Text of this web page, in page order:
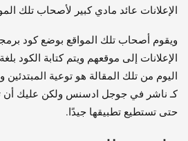
الإعلانات عائد مادي كبير لأصحاب تلك
ويقوم أصحاب تلك المواقع بوضع كود
الإعلانات إلى موقعهم ويتم كتابة الكود
اليوم من تلك المقالة هو توعية
كـ ناشر في جوجل ادسنس ولكن عليك أن
حتى تستطيع تطبيقها جيدًا.